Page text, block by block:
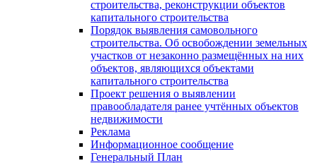
строительства, реконструкции объектов
капитального строительства
Порядок выявления самовольного
строительства. Об освобождении земельных
участков от незаконно размещённых на них
объектов, являющихся объектами
капитального строительства
Проект решения о выявлении
правообладателя ранее учтённых объектов
недвижимости
Реклама
Информационное сообщение
Генеральный План